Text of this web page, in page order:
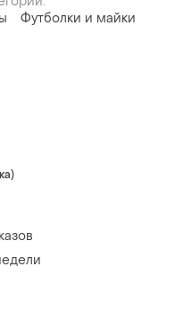
Футболки и майки